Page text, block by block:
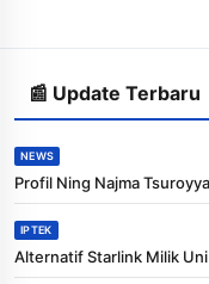
📰 Update Terbaru
NEWS
Profil Ning Najma
IPTEK
Alternatif Starlink Milik